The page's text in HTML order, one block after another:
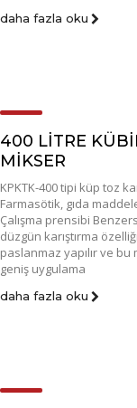
daha fazla oku
400 LİTRE
MİKSER
KPKTK-400 tipi küp toz
Farmasötik, gıda
Çalışma prensibi
düzgün karıştırma
paslanmaz yapılır ve
geniş uygulama
daha fazla oku